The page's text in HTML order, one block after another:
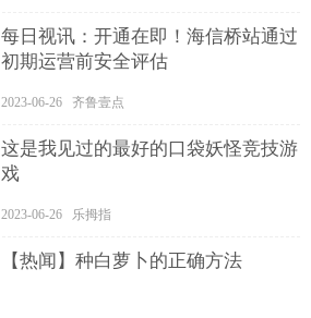
每日视讯：开通在即！海信桥站通过
初期运营前安全评估
2023-06-26 齐鲁壹点
这是我见过的最好的口袋妖怪竞技游
戏
2023-06-26 乐拇指
【热闻】种白萝卜的正确方法